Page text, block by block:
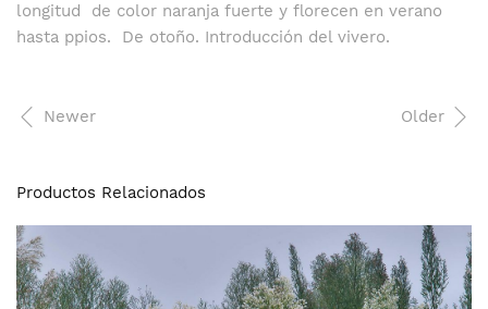
longitud de color naranja fuerte y florecen en verano
hasta ppios. De otoño. Introducción del vivero.
Older
Newer
Productos Relacionados